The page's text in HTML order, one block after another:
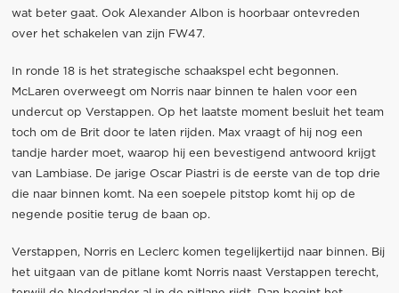
wat beter gaat. Ook Alexander Albon is hoorbaar ontevreden
over het schakelen van zijn FW47.
In ronde 18 is het strategische schaakspel echt begonnen.
McLaren overweegt om Norris naar binnen te halen voor een
undercut op Verstappen. Op het laatste moment besluit het team
toch om de Brit door te laten rijden. Max vraagt of hij nog een
tandje harder moet, waarop hij een bevestigend antwoord krijgt
van Lambiase. De jarige Oscar Piastri is de eerste van de top drie
die naar binnen komt. Na een soepele pitstop komt hij op de
negende positie terug de baan op.
Verstappen, Norris en Leclerc komen tegelijkertijd naar binnen. Bij
het uitgaan van de pitlane komt Norris naast Verstappen terecht,